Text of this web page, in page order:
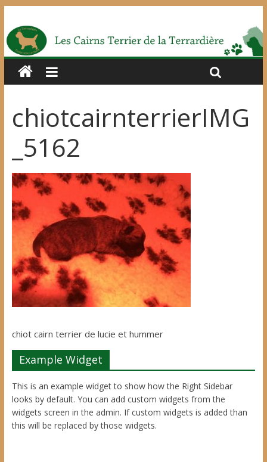
chiotcairnterrierIMG
_5162
chiot cairn terrier de lucie et hummer
Example Widget
This is an example widget to show how the Right Sidebar
looks by default. You can add custom widgets from the
widgets screen in the admin. If custom widgets is added than
this will be replaced by those widgets.